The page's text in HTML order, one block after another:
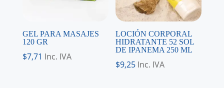
GEL PARA MASAJES
120 GR
$7,71 Inc. IVA
LOCIÓN CORPORAL
HIDRATANTE 52 SOL
DE IPANEMA 250 ML
$9,25 Inc. IVA